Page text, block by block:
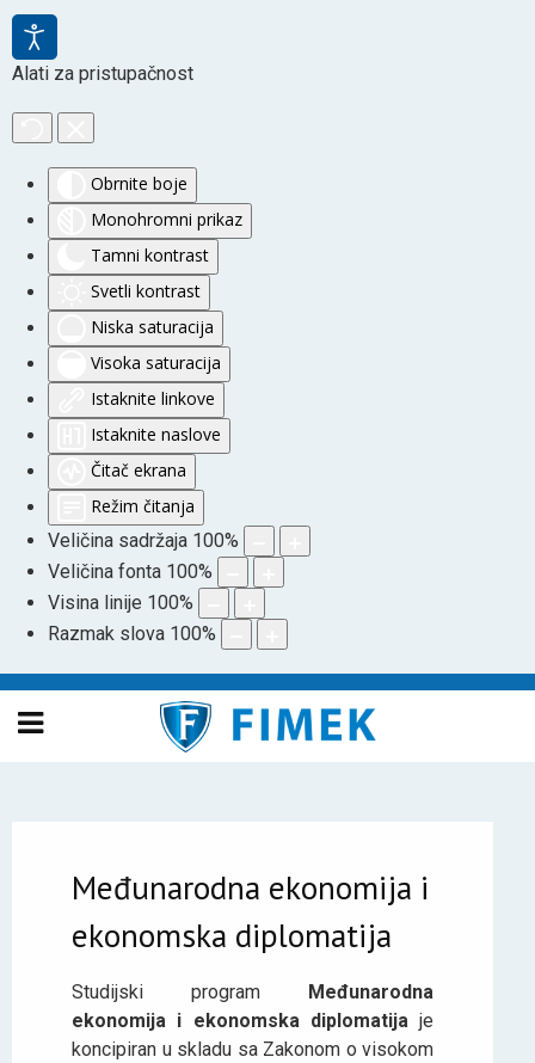
Alati za pristupačnost
Obrnite boje
Monohromni prikaz
Tamni kontrast
Svetli kontrast
Niska saturacija
Visoka saturacija
Istaknite linkove
Istaknite naslove
Čitač ekrana
Režim čitanja
Veličina sadržaja 100%
Veličina fonta 100%
Visina linije 100%
Razmak slova 100%
Međunarodna ekonomija i
ekonomska diplomatija
Studijski program
Međunarodna
ekonomija i ekonomska diplomatijaje
koncipiran u skladu sa Zakonom o visokom